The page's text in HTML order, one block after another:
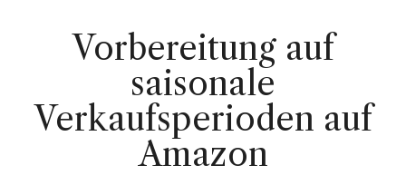
Vorbereitung auf
saisonale
Verkaufsperioden auf
Amazon